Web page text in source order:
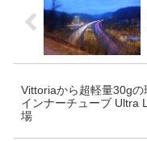
Vittoriaから超軽量30gの
インナーチューブ Ultra
場